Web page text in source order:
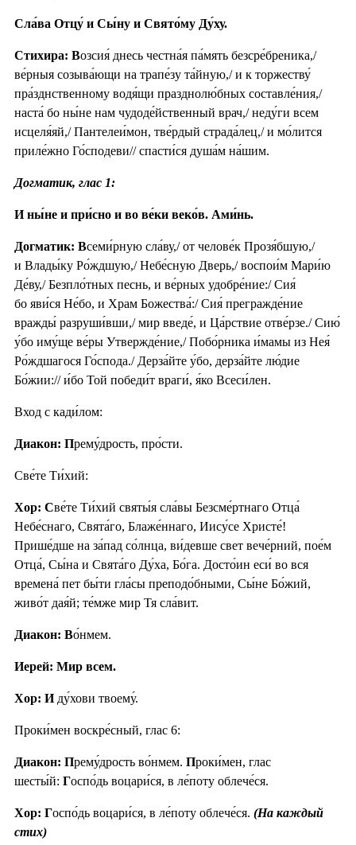
Сла́ва Отцу́ и Сы́ну и Свято́му Ду́ху.
Стихира: Возсия́ днесь честна́я па́мять безсре́бреника,/
ве́рныя созыва́ющи на трапе́зу та́йную,/ и к торжеству́
пра́зднственному водя́щи празднолю́бных составле́ния,/
наста́ бо ны́не нам чудоде́йственный врач,/ неду́ги всем
исцеля́яй,/ Пантелеи́мон, тве́рдый страда́лец,/ и мо́лится
приле́жно Го́сподеви// спасти́ся душа́м на́шим.
Догматик, глас 1:
И ны́не и при́сно и во ве́ки веко́в. Ами́нь.
Догматик: Всеми́рную сла́ву,/ от челове́к Прозя́бшую,/
и Влады́ку Ро́ждшую,/ Небе́сную Дверь,/ воспои́м Мари́ю
Де́ву,/ Безпло́тных песнь, и ве́рных удобре́ние:/ Сия́
бо яви́ся Не́бо, и Храм Божества́:/ Сия́ прегражде́ние
вражды́ разруши́вши,/ мир введе́, и Ца́рствие отве́рзе./ Сию́
у́бо иму́ще ве́ры Утвержде́ние,/ Побо́рника и́мамы из Нея́
Ро́ждшагося Го́спода./ Дерза́йте у́бо, дерза́йте лю́дие
Бо́жии:// и́бо Той победи́т враги́, я́ко Всеси́лен.
Вход с кади́лом:
Диакон: Прему́дрость, про́сти.
Све́те Ти́хий:
Хор: Све́те Ти́хий святы́я сла́вы Безсме́ртнаго Отца́
Небе́снаго, Свята́го, Блаже́ннаго, Иису́се Христе́!
Прише́дше на за́пад со́лнца, ви́девше свет вече́рний, пое́м
Отца́, Сы́на и Свята́го Ду́ха, Бо́га. Досто́ин еси́ во вся
времена́ пет бы́ти гла́сы преподо́бными, Сы́не Бо́жий,
живо́т дая́й; те́мже мир Тя сла́вит.
Диакон: Во́нмем.
Иерей: Мир всем.
Хор: Иду́хови твоему́.
Проки́мен воскре́сный, глас 6:
Диакон: Прему́дрость во́нмем. Проки́мен, глас
шесты́й: Госпо́дь воцари́ся, в ле́поту облече́ся.
Хор: Госпо́дь воцари́ся, в ле́поту облече́ся. (На каждый
стих)